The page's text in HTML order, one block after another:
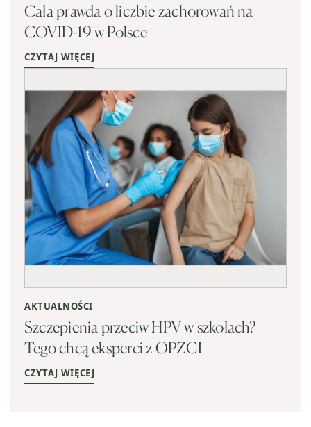
Cała prawda o liczbie zachorowań na
COVID-19 w Polsce
CZYTAJ WIĘCEJ
AKTUALNOŚCI
Szczepienia przeciw HPV w szkołach?
Tego chcą eksperci z OPZCI
CZYTAJ WIĘCEJ